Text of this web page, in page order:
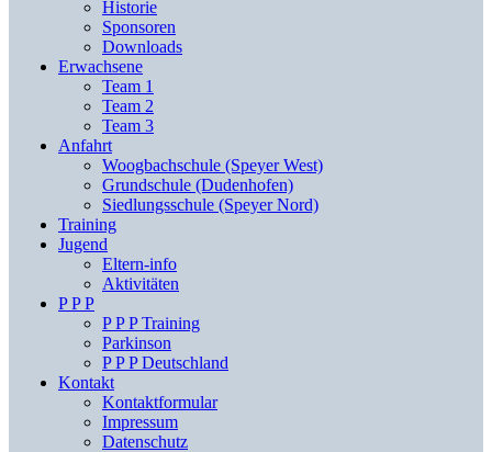
Historie
Sponsoren
Downloads
Erwachsene
Team 1
Team 2
Team 3
Anfahrt
Woogbachschule (Speyer West)
Grundschule (Dudenhofen)
Siedlungsschule (Speyer Nord)
Training
Jugend
Eltern-info
Aktivitäten
P P P
P P P Training
Parkinson
P P P Deutschland
Kontakt
Kontaktformular
Impressum
Datenschutz